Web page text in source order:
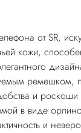
от SR,
кожи,
ремешком,
и
в виде
и